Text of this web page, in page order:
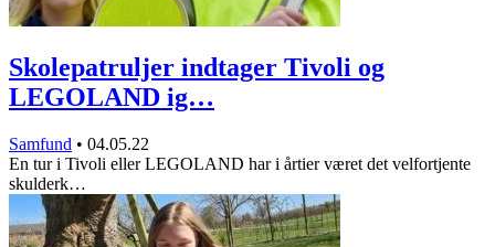
Skolepatruljer indtager Tivoli og
LEGOLAND ig…
Samfund • 04.05.22
En tur i Tivoli eller LEGOLAND har i årtier været det velfortjente
skulderk…